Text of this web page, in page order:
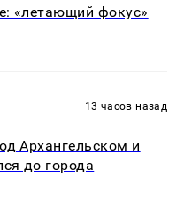
«летающий фокус»
13 часов назад
Архангельском и
до города